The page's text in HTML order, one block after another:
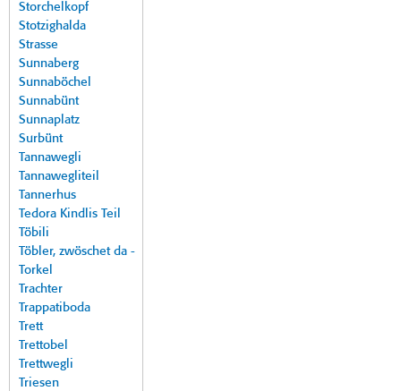
Storchelkopf
Stotzighalda
Strasse
Sunnaberg
Sunnaböchel
Sunnabünt
Sunnaplatz
Surbünt
Tannawegli
Tannawegliteil
Tannerhus
Tedora Kindlis Teil
Töbili
Töbler, zwöschet da -
Torkel
Trachter
Trappatiboda
Trett
Trettobel
Trettwegli
Triesen